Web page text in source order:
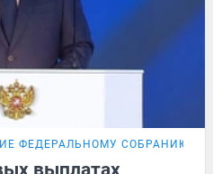
ФЕДЕРАЛЬНОМУ СОБРАНИЮ
выплатах